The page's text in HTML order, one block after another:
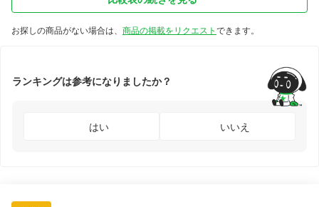
お探しの商品がない場合は、 商品の掲載をリクエスト できます。
ランキングは参考になりましたか？
はい いいえ